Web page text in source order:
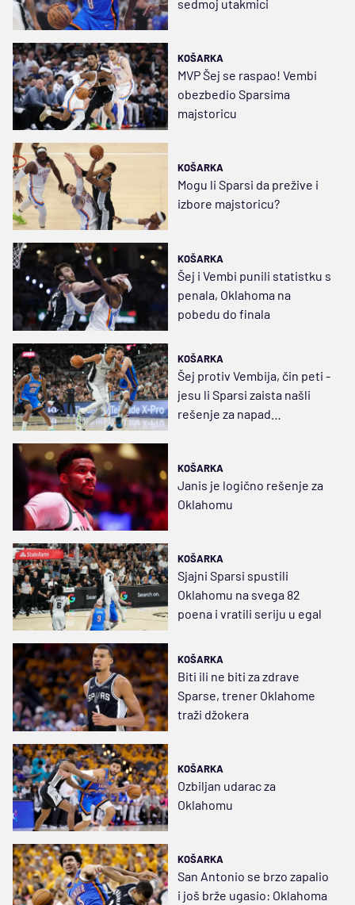
sedmoj utakmici
KOŠARKA
MVP Šej se raspao! Vembi
obezbedio Sparsima
majstoricu
KOŠARKA
Mogu li Sparsi da prežive i
izbore majstoricu?
KOŠARKA
Šej i Vembi punili statistku s
penala, Oklahoma na
pobedu do finala
KOŠARKA
Šej protiv Vembija, čin peti -
jesu li Sparsi zaista našli
rešenje za napad
KOŠARKA
Janis je logično rešenje za
Oklahomu
KOŠARKA
Sjajni Sparsi spustili
Oklahomu na svega 82
poena i vratili seriju u egal
KOŠARKA
Biti ili ne biti za zdrave
Sparse, trener Oklahome
traži džokera
KOŠARKA
Ozbiljan udarac za
Oklahomu
KOŠARKA
San Antonio se brzo zapalio
i još brže ugasio: Oklahoma